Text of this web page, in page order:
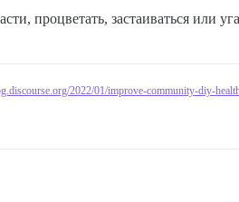
застаиваться или
2022/01/improve-community-diy-